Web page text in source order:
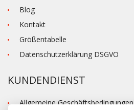
Blog
Kontakt
Größentabelle
Datenschutzerklärung DSGVO
KUNDENDIENST
Allgemeine Geschäftsbedingungen